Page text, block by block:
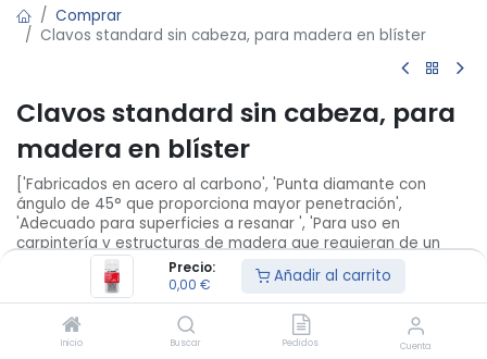
Precio:
0,00 € Añadir al carrito
Inicio Buscar Pedidos Cuenta
Comprar
Clavos standard sin cabeza, para madera en blíster
Clavos standard sin cabeza, para
madera en blíster
['Fabricados en acero al carbono', 'Punta diamante con
ángulo de 45° que proporciona mayor penetración',
'Adecuado para superficies a resanar ', 'Para uso en
carpintería y estructuras de madera que requieran de un
acabado fino o discreto']
Not Available For Sale